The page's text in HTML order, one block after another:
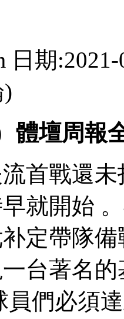
日期
體壇周報
首戰還未打
就開始
补定帶隊備
台著名的
球員們必須